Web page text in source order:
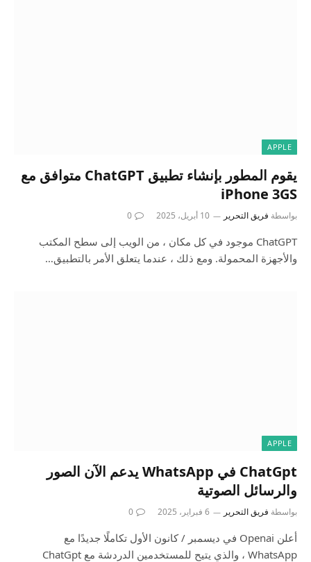
APPLE
يقوم المطور بإنشاء تطبيق ChatGPT متوافق مع
iPhone 3GS
بواسطة فريق التحرير 10 أبريل، 2025 0
ChatGPT موجود في كل مكان ، من الويب إلى سطح المكتب
والأجهزة المحمولة. ومع ذلك ، عندما يتعلق الأمر بالتطبيق…
APPLE
ChatGpt في WhatsApp يدعم الآن الصور
والرسائل الصوتية
بواسطة فريق التحرير 6 فبراير، 2025 0
أعلن Openai في ديسمبر / كانون الأول تكاملًا جديدًا مع
WhatsApp ، والذي يتيح للمستخدمين الدردشة مع ChatGpt